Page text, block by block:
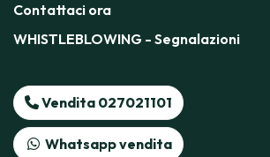
Contattaci ora
WHISTLEBLOWING - Segnalazioni
Vendita 027021101
Whatsapp vendita